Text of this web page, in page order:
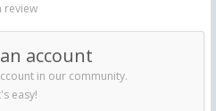
review
account
in our community.
easy!